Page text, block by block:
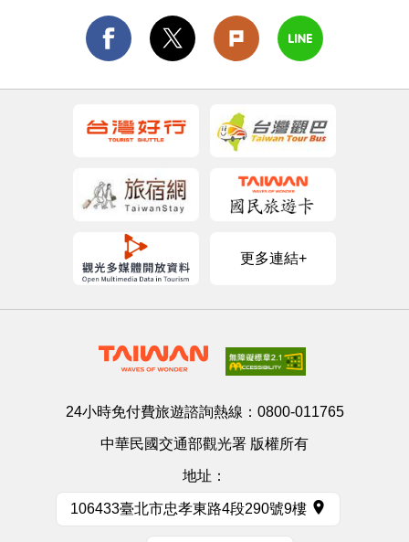
更多連結+
24小時免付費旅遊諮詢熱線： 0800-011765
中華民國交通部觀光署 版權所有
地址：
106433臺北市忠孝東路4段290號9樓